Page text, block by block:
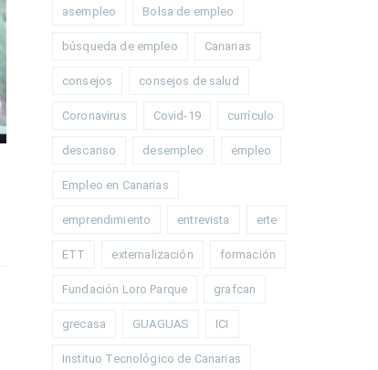
asempleo Bolsa de empleo
búsqueda de empleo Canarias
consejos consejos de salud
Coronavirus Covid-19 currículo
descanso desempleo empleo
Empleo en Canarias
emprendimiento entrevista erte
ETT externalización formación
Fundación Loro Parque grafcan
grecasa GUAGUAS ICI
Instituo Tecnológico de Canarias